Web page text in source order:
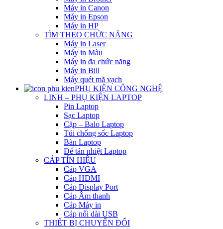
Máy in Canon
Máy in Epson
Máy in HP
TÌM THEO CHỨC NĂNG
Máy in Laser
Máy in Màu
Máy in đa chức năng
Máy in Bill
Máy quét mã vạch
PHỤ KIỆN CÔNG NGHỆ
LINH – PHỤ KIỆN LAPTOP
Pin Laptop
Sạc Laptop
Cặp – Balo Laptop
Túi chống sốc Laptop
Bàn Laptop
Đế tản nhiệt Laptop
CÁP TÍN HIỆU
Cáp VGA
Cáp HDMI
Cáp Display Port
Cáp Âm thanh
Cáp Máy in
Cáp nối dài USB
THIẾT BỊ CHUYỂN ĐỔI